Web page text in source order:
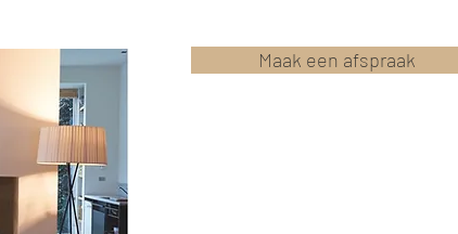
Maak een afspraak